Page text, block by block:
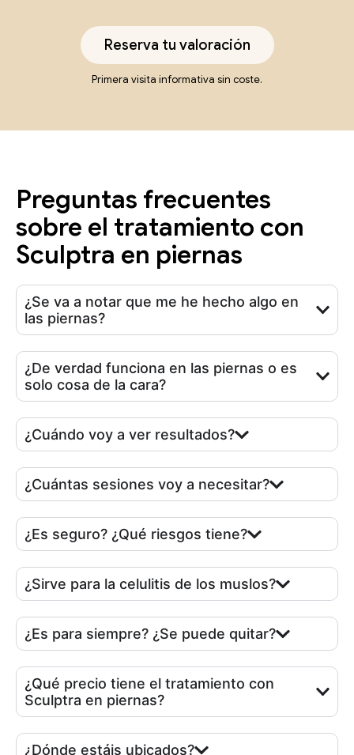
Reserva tu valoración
Primera visita informativa sin coste.
Preguntas frecuentes
sobre el tratamiento con
Sculptra en piernas
¿Se va a notar que me he hecho algo en
las piernas?
¿De verdad funciona en las piernas o es
solo cosa de la cara?
¿Cuándo voy a ver resultados?
¿Cuántas sesiones voy a necesitar?
¿Es seguro? ¿Qué riesgos tiene?
¿Sirve para la celulitis de los muslos?
¿Es para siempre? ¿Se puede quitar?
¿Qué precio tiene el tratamiento con
Sculptra en piernas?
¿Dónde estáis ubicados?